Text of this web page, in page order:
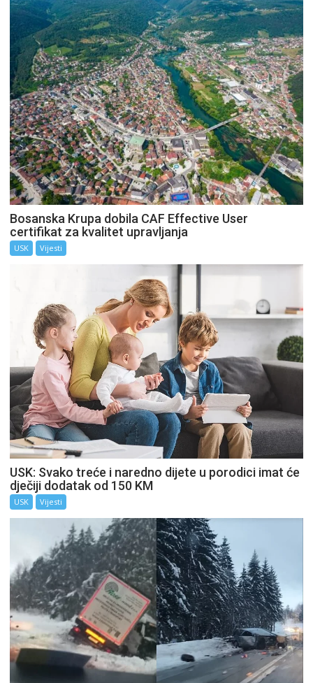
Bosanska Krupa dobila CAF Effective User
certifikat za kvalitet upravljanja
USK Vijesti
USK: Svako treće i naredno dijete u porodici imat će
dječiji dodatak od 150 KM
USK Vijesti